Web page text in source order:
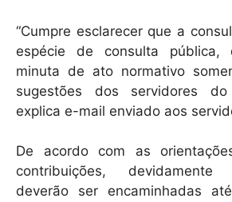
“Cumpre esclarecer que a
espécie de consulta pública,
minuta de ato normativo
sugestões dos servidores do
explica e-mail enviado aos
De acordo com as
contribuições, devidamente
deverão ser encaminhadas